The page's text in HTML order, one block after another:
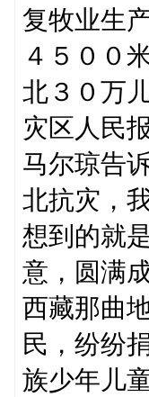
复牧业生
４５００
北３０万
灾区人民
马尔琼告
北抗灾，
想到的就
意，圆满成
西藏那曲
民，纷纷
族少年儿